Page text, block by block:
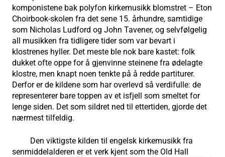
komponistene bak polyfon kirkemusikk blomstret – Eton
Choirbook-skolen fra det sene 15. århundre, samtidige
som Nicholas Ludford og John Tavener, og selvfølgelig
all musikken fra tidligere tider som var bevart i
klostrenes hyller. Det meste ble nok bare kastet: folk
dukket ofte oppe for å gjenvinne steinene fra ødelagte
klostre, men knapt noen tenkte på å redde partiturer.
Derfor er de kildene som har overlevd så verdifulle: de
representerer bare toppen av et isfjell som smeltet for
lenge siden. Det som sildret ned til ettertiden, gjorde det
nærmest tilfeldig.
Den viktigste kilden til engelsk kirkemusikk fra
senmiddelalderen er et verk kjent som the Old Hall